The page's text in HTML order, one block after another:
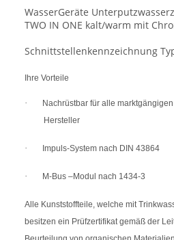
WasserGeräte
TWO IN ONE kalt/warm mit
Schnittstellenkennzeichnung
Ihre Vorteile
·
Nachrüstbar für alle
Hersteller
· Impuls-System nach DIN 43864
· M-Bus –Modul nach 1434-3
Alle Kunststoffteile, welche mit
besitzen ein Prüfzertifikat gemäß der